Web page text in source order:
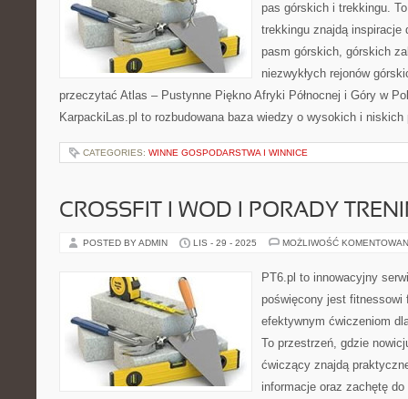
pas górskich i trekkingu.
trekkingu znajdą inspiracje
pasm górskich, górskich
niezwykłych rejonów
przeczytać Atlas – Pustynne Piękno Afryki Północnej i Góry w
KarpackiLas.pl to rozbudowana baza wiedzy o wysokich i
CATEGORIES: WINNE GOSPODARSTWA I WINNICE
CROSSFIT I WOD I PORADY
POSTED BY ADMIN LIS - 29 - 2025 MOŻLIWOŚĆ
PT6.pl to innowacyjny
poświęcony jest fitnessowi
efektywnym ćwiczeniom
To przestrzeń, gdzie
ćwiczący znajdą
informacje oraz zachętę do